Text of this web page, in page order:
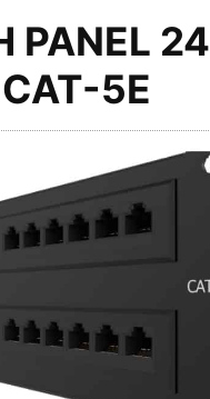
PANEL 24
5E